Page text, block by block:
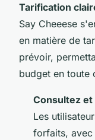
Tarification
Say Cheeese
en matière de
prévoir,
budget en toute
Consultez
Les
forfaits, avec